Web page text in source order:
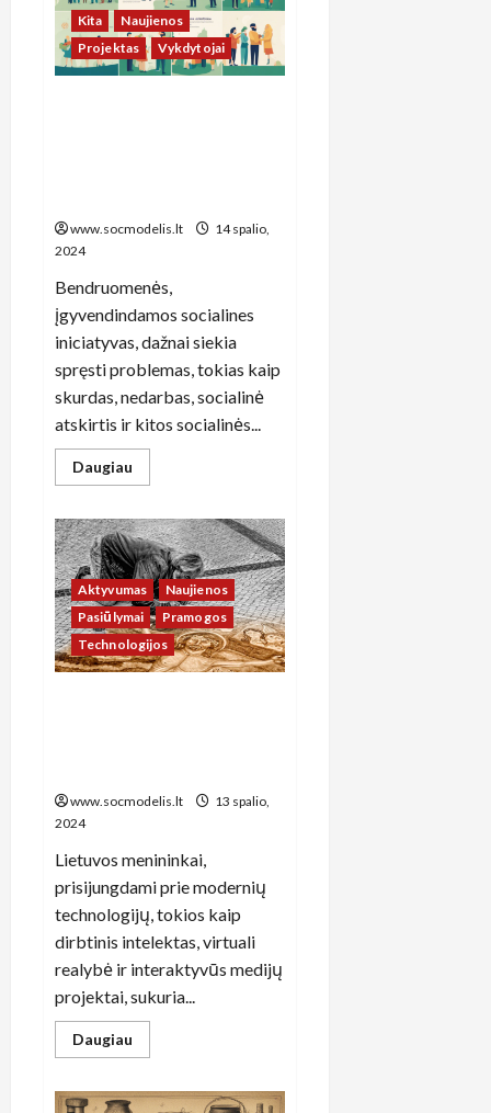
Kita
Naujienos
Projektas
Vykdytojai
www.socmodelis.lt
14 spalio,
2024
Bendruomenės,
įgyvendindamos socialines
iniciatyvas, dažnai siekia
spręsti problemas, tokias kaip
skurdas, nedarbas, socialinė
atskirtis ir kitos socialinės...
Daugiau
more
miestų
socialinės
iniciatyvos:
kaip
bendruomenės
stiprina
ryšius
ir
kuria
naujas
Aktyvumas
Naujienos
Pasiūlymai
Pramogos
Technologijos
www.socmodelis.lt
13 spalio,
2024
Lietuvos menininkai,
prisijungdami prie modernių
technologijų, tokios kaip
dirbtinis intelektas, virtuali
realybė ir interaktyvūs medijų
projektai, sukuria...
Daugiau
more
sinergija: